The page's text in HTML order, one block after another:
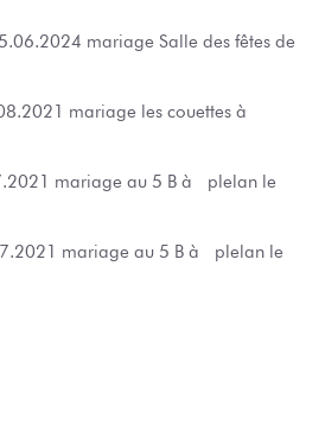
mariage Salle des fêtes de
mariage les couettes à
mariage au 5 B à plelan le
mariage au 5 B à plelan le